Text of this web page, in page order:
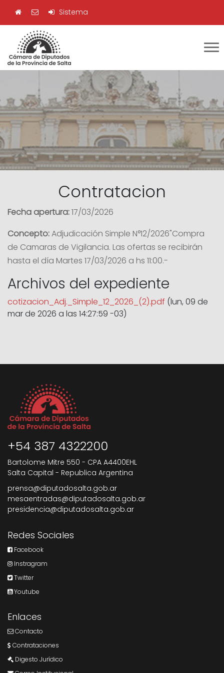
Sistema
Contratacion
Fecha apertura:17/03/2026
Concepto:Adjudicación Simple N°12/2026"Compra
de Camaras de Vigilancia. Las ofertas se recibirán
hasta el día Martes 17/03/2026 a hs 11:00.-
Archivos del expediente
cotizacion_Adj._Simple_12_2026_(2).pdf (lun, 09 de
mar de 2026 a las 14:27:59 -03)
+54 387 4322200
Bartolome Mitre 550 - CPA A4400EHL
Salta Capital - Republica Argentina
prensa@diputadosalta.gob.ar
mesaentradas@diputadosalta.gob.ar
presidencia@diputadosalta.gob.ar
Redes Sociales
Facebook
Instragram
Twitter
Youtube
Enlaces
Contacto
Contrataciones
Digesto Jurídico